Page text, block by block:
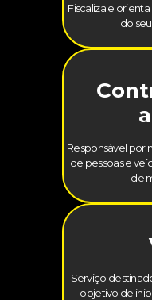
Fiscaliza e
do
Responsável por
de pessoas e
de
Serviço
objetivo de